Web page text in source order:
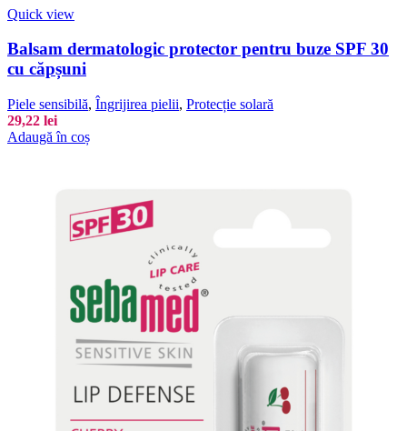
Quick view
Balsam dermatologic protector pentru buze SPF 30
cu căpșuni
Piele sensibilă, Îngrijirea pielii, Protecție solară
29,22 lei
Adaugă în coș